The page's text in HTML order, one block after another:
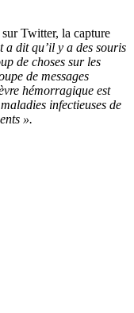
sur Twitter, la capture
a dit qu’il y a des souris
de choses sur les
de messages
hémorragique est
infectieuses de
».